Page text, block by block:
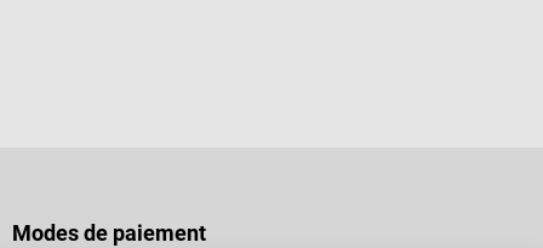
Modes de paiement